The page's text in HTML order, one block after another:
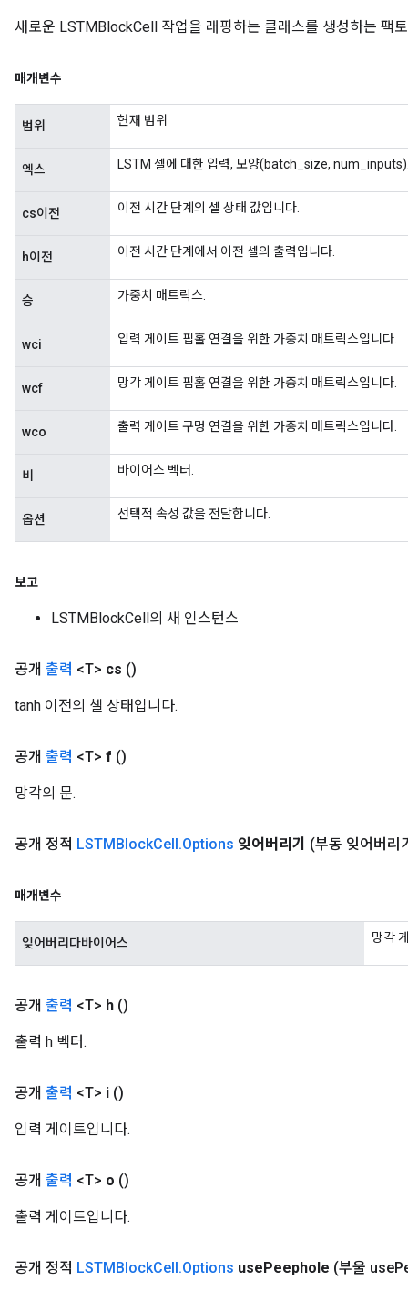
새로운 LSTMBlockCell 작업을 래핑하는 클래스를 생성하는 팩
매개변수
범위 현재 범위
엑스 LSTM 셀에 대한 입력, 모양(batch_size,
cs이전 이전 시간 단계의 셀 상태 값입니다.
h이전 이전 시간 단계에서 이전 셀의 출력입니다.
승 가중치 매트릭스.
wci 입력 게이트 핍홀 연결을 위한 가중치 매트릭스입니다.
wcf 망각 게이트 핍홀 연결을 위한 가중치 매트릭스입니다.
wco 출력 게이트 구멍 연결을 위한 가중치 매트릭스입니다.
비 바이어스 벡터.
옵션 선택적 속성 값을 전달합니다.
보고
LSTMBlockCell의 새 인스턴스
공개 출력 <T> cs ()
tanh 이전의 셀 상태입니다.
공개 출력 <T> f ()
망각의 문.
공개 정적 LSTMBlockCell.Options 잊어버리기 (부동 잊어버리
매개변수
잊어버리다바이어스 망각
공개 출력 <T> h ()
출력 h 벡터.
공개 출력 <T> i ()
입력 게이트입니다.
공개 출력 <T> o ()
출력 게이트입니다.
공개 정적 LSTMBlockCell.Options usePeephole (부울 use